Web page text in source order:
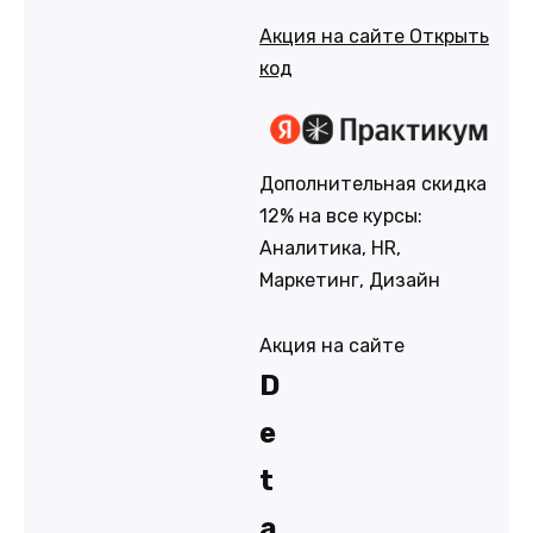
Акция на сайте Открыть
код
Дополнительная скидка
12% на все курсы:
Аналитика, HR,
Маркетинг, Дизайн
Акция на сайте
D
e
t